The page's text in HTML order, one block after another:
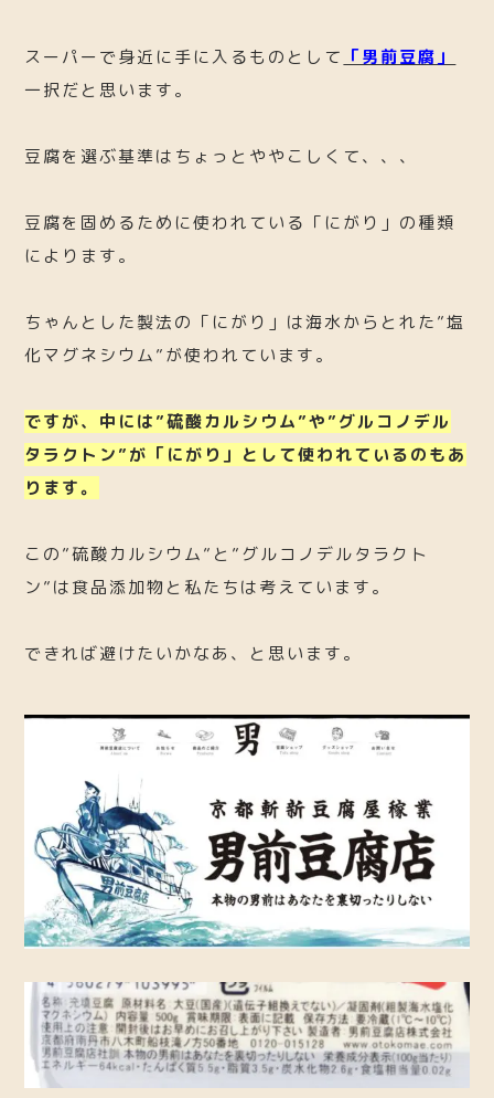
スーパーで身近に手に入るものとして 「男前豆腐」
一択だと思います。
豆腐を選ぶ基準はちょっとややこしくて、、、
豆腐を固めるために使われている「にがり」の種類
によります。
ちゃんとした製法の「にがり」は海水からとれた”塩
化マグネシウム”が使われています。
ですが、中には”硫酸カルシウム”や”グルコノデル
タラクトン”が「にがり」として使われているのもあ
ります。
この”硫酸カルシウム”と”グルコノデルタラクト
ン”は食品添加物と私たちは考えています。
できれば避けたいかなあ、と思います。